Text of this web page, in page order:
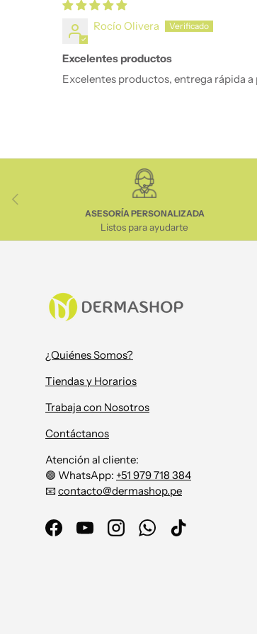
Rocío Olivera
Excelentes productos
Excelentes productos, entrega rápida a
Anterior
ASESORÍA PERSONALIZADA
Listos para ayudarte
¿Quiénes Somos?
Tiendas y Horarios
Trabaja con Nosotros
Contáctanos
Atención al cliente:
🟢 WhatsApp: +51 979 718 384
📧 contacto@dermashop.pe
FacebookYouTubeInstagramWhatsApp
TikTok